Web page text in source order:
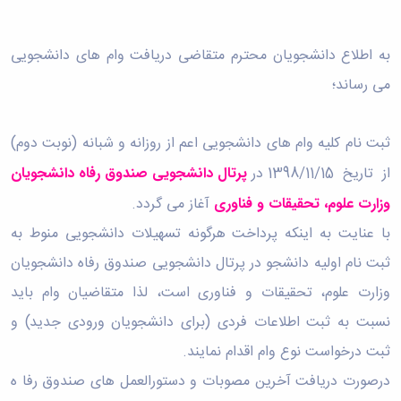
پشتیبانی
معاونت
تحصیلات
تکمیلی
معاونت
دانشجویی
معاونت
پژوهش
فناوری
معاونت
فرهنگی
و
اجتماعی
نهاد
نمایندگی
دانشگاه
D8
رشته‌های
تحصیلی
تحصیلات
تکمیلی
آموزش‌های
آزاد
برنامه‌های
آموزشی
آموزش
زبان
فارسی
به
غیرفارسی‌زبانان
کاربردی
و
الکترونیکی
آب
مرکز
آپا
سینا
آزمایشگاه
های
تحقیقاتی
آزمایشگاه
مرکزی
آزمایشگاه
تنش
پسماند
آزمایشگاه
مقاومت
مصالح
آزمایشگاه
مواد
علوم
اقتصادی
و
علوم
ورزشی
دانشکده
های
اقماری
و
مهندسی
کبودرآهنگ
فنی
و
منابع
طبیعی
تویسرکان
مدیریت
سبک
زندگی
مرکز
درمان
خوابگاه‌های
دانشجویی
سلف
سرویس
ورزش و
سرگرمی
اداره
تربیت
بدنی
و
فوق
استخر
دانشجویان
نشریات
فرهنگی
فعالیت‌های
داوطلبانه
سمن‌های
مرتبط
بنیاد
خیرین
حامی
دانشگاه
بوعلی
سینا
حمایت
های
مردمی
با ما
روابط
بین
الآن)
Apply
Now
به اطلاع دانشجویان محترم متقاضی دریافت وام­ های دانشجویی
می ­رساند؛
ثبت نام کلیه وام ­های دانشجویی اعم از روزانه و شبانه (نوبت دوم)
از تاریخ 1398/11/15 در
پرتال دانشجویی صندوق رفاه دانشجویان
وزارت علوم، تحقیقات و فناوری آغاز می­ گردد.
با عنایت به اینکه پرداخت هرگونه تسهیلات دانشجویی منوط به
ثبت نام اولیه دانشجو در پرتال دانشجویی صندوق رفاه دانشجویان
وزارت علوم، تحقیقات و فناوری است، لذا متقاضیان وام باید
نسبت به ثبت اطلاعات فردی (برای دانشجویان ورودی جدید) و
ثبت درخواست نوع وام اقدام نمایند.
درصورت دریافت آخرین مصوبات و دستورالعمل های صندوق رفا ه